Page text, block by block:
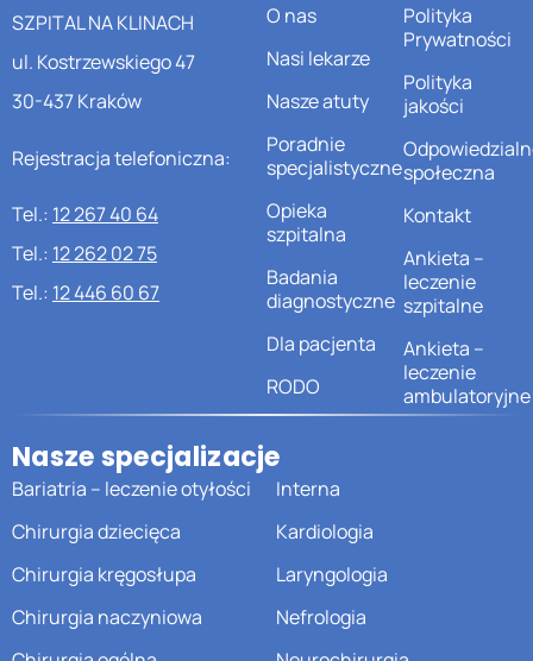
SZPITAL NA KLINACH
ul. Kostrzewskiego 47
30-437 Kraków
Rejestracja telefoniczna:
Tel.: 12 267 40 64
Tel.: 12 262 02 75
Tel.: 12 446 60 67
O nas
Nasi lekarze
Nasze atuty
Poradnie
specjalistyczne
Opieka
szpitalna
Badania
diagnostyczne
Dla pacjenta
RODO
Polityka
Prywatności
Polityka
jakości
społeczna
Kontakt
Ankieta –
leczenie
szpitalne
Ankieta –
leczenie
ambulatoryjne
Nasze specjalizacje
Bariatria – leczenie otyłości
Chirurgia dziecięca
Chirurgia kręgosłupa
Chirurgia naczyniowa
Interna
Kardiologia
Laryngologia
Nefrologia